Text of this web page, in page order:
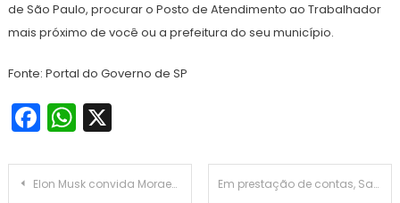
de São Paulo, procurar o Posto de Atendimento ao Trabalhador
mais próximo de você ou a prefeitura do seu município.
Fonte: Portal do Governo de SP
Facebook
WhatsApp
X
Navegação
Elon Musk convida Moraes para conversar ‘abertamente’ sobre decisões da Corte Em prestação de contas, Sabesp anuncia licitações para obras de esgoto no Pegorelli e 2ª Fase no Golfinhos